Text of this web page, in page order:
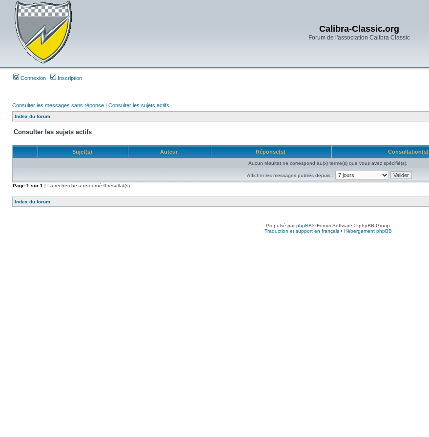
Calibra-Classic.org
Forum de l'association Calibra Classic
Connexion Inscription
Consulter les messages sans réponse | Consulter les sujets actifs
Index du forum
Consulter les sujets actifs
Sujet(s) Auteur Réponse(s) Consultation(s)
Aucun résultat ne correspond au(x) terme(s) que vous avez spécifié(s).
Afficher les messages publiés depuis :
Page 1 sur 1 [ La recherche a retourné 0 résultat(s) ]
Index du forum
Propulsé parphpBB® Forum Software © phpBB Group
Traduction et support en français• Hébergement phpBB